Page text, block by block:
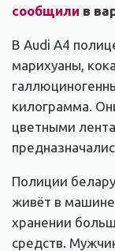
сообщили в
В Audi A4
марихуаны,
килограмма.
цветными
Полиции
живёт в
хранении
средств.